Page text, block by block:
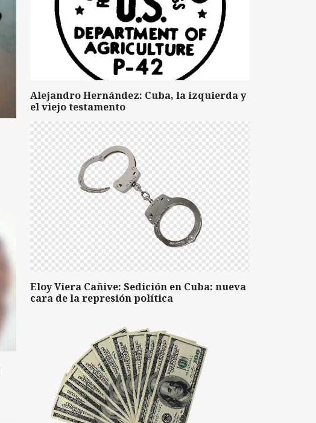
Alejandro Hernández: Cuba, la izquierda y
el viejo testamento
Eloy Viera Cañive: Sedición en Cuba: nueva
cara de la represión política